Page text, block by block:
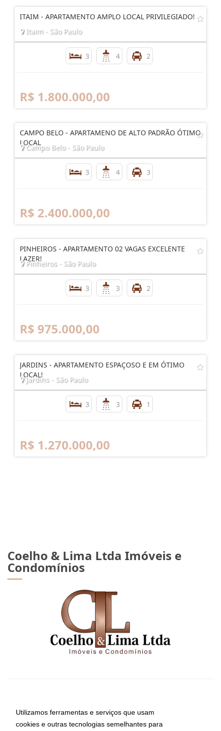
Utilizamos ferramentas e serviços que usam
cookies e outras tecnologias semelhantes para
ITAIM - APARTAMENTO AMPLO LOCAL PRIVILEGIADO!
Itaim - São Paulo
3 4 2
R$ 1.800.000,00
CAMPO BELO - APARTAMENO DE ALTO PADRÃO ÓTIMO
LOCAL
Campo Belo - São Paulo
3 4 3
R$ 2.400.000,00
PINHEIROS - APARTAMENTO 02 VAGAS EXCELENTE
LAZER!
Pinheiros - São Paulo
3 3 2
R$ 975.000,00
JARDINS - APARTAMENTO ESPAÇOSO E EM ÓTIMO
LOCAL!
Jardins - São Paulo
3 3 1
R$ 1.270.000,00
Coelho & Lima Ltda Imóveis e
Condomínios
Informações de Contato